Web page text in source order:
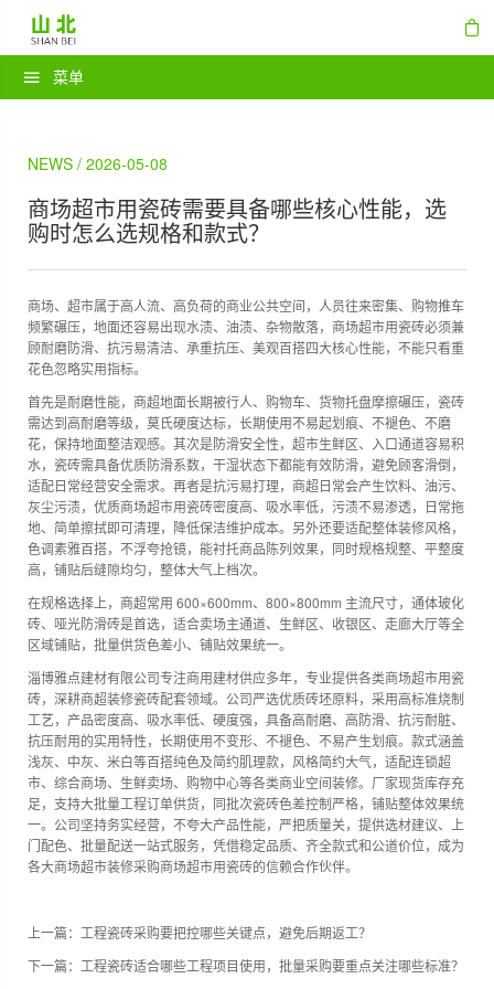
菜单
NEWS / 2026-05-08
商场超市用瓷砖需要具备哪些核心性能，选
购时怎么选规格和款式？
商场、超市属于高人流、高负荷的商业公共空间，人员往来密集、购物推车
频繁碾压，地面还容易出现水渍、油渍、杂物散落， 商场超市用瓷砖必须兼
顾耐磨防滑、抗污易清洁、承重抗压、美观百搭四大核心性能，不能只看重
花色忽略实用指标。
首先是耐磨性能，商超地面长期被行人、购物车、货物托盘摩擦碾压，瓷砖
需达到高耐磨等级，莫氏硬度达标，长期使用不易起划痕、不褪色、不磨
花，保持地面整洁观感。其次是防滑安全性，超市生鲜区、入口通道容易积
水，瓷砖需具备优质防滑系数，干湿状态下都能有效防滑，避免顾客滑倒，
适配日常经营安全需求。再者是抗污易打理，商超日常会产生饮料、油污、
灰尘污渍，优质商场超市用瓷砖密度高、吸水率低，污渍不易渗透，日常拖
地、简单擦拭即可清理，降低保洁维护成本。另外还要适配整体装修风格，
色调素雅百搭，不浮夸抢镜，能衬托商品陈列效果，同时规格规整、平整度
高，铺贴后缝隙均匀，整体大气上档次。
在规格选择上，商超常用 600×600mm、800×800mm 主流尺寸，通体玻化
砖、哑光防滑砖是首选，适合卖场主通道、生鲜区、收银区、走廊大厅等全
区域铺贴，批量供货色差小、铺贴效果统一。
淄博雅点建材有限公司专注商用建材供应多年，专业提供各类商场超市用瓷
砖，深耕商超装修瓷砖配套领域。公司严选优质砖坯原料，采用高标准烧制
工艺，产品密度高、吸水率低、硬度强，具备高耐磨、高防滑、抗污耐脏、
抗压耐用的实用特性，长期使用不变形、不褪色、不易产生划痕。款式涵盖
浅灰、中灰、米白等百搭纯色及简约肌理款，风格简约大气，适配连锁超
市、综合商场、生鲜卖场、购物中心等各类商业空间装修。厂家现货库存充
足，支持大批量工程订单供货，同批次瓷砖色差控制严格，铺贴整体效果统
一。公司坚持务实经营，不夸大产品性能，严把质量关，提供选材建议、上
门配色、批量配送一站式服务，凭借稳定品质、齐全款式和公道价位，成为
各大商场超市装修采购商场超市用瓷砖的信赖合作伙伴。
上一篇： 工程瓷砖采购要把控哪些关键点，避免后期返工？
下一篇： 工程瓷砖适合哪些工程项目使用，批量采购要重点关注哪些标准？